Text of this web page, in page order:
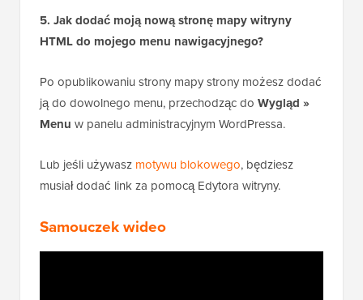
5. Jak dodać moją nową stronę mapy witryny
HTML do mojego menu nawigacyjnego?
Po opublikowaniu strony mapy strony możesz dodać
ją do dowolnego menu, przechodząc do Wygląd »
Menu w panelu administracyjnym WordPressa.
Lub jeśli używasz motywu blokowego, będziesz
musiał dodać link za pomocą Edytora witryny.
Samouczek wideo